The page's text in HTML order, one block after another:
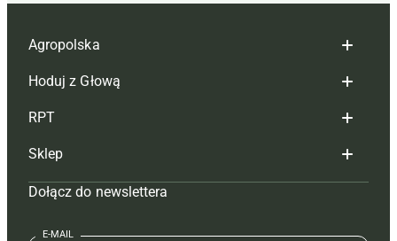
Agropolska
Redakcja
Reklama
Tagi
Mapa serwisu
Kontakt
Hoduj z Głową
Hoduj z głową bydło
Hoduj z głową świnie
Prenumerata
Redakcja
RPT
Redakcja
Prenumerata
Reklama
Sklep
Czasopisma i prenumerata
Książki
Dołącz do newslettera
E-MAIL